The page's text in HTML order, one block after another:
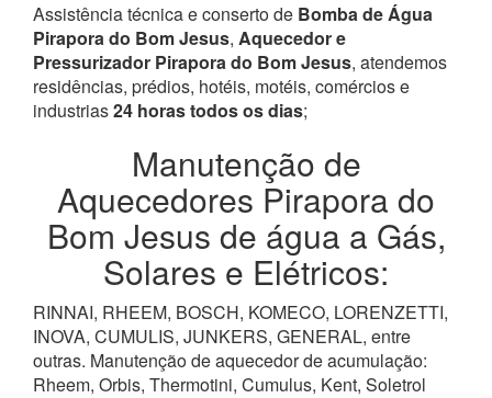
Assistência técnica e conserto de Bomba de Água
Pirapora do Bom Jesus, Aquecedor e
Pressurizador Pirapora do Bom Jesus, atendemos
residências, prédios, hotéis, motéis, comércios e
industrias24 horas todos os dias;
Manutenção de
Aquecedores Pirapora do
Bom Jesus de água a Gás,
Solares e Elétricos:
RINNAI, RHEEM, BOSCH, KOMECO, LORENZETTI,
INOVA, CUMULIS, JUNKERS, GENERAL, entre
outras. Manutenção de aquecedor de acumulação:
Rheem, Orbis, Thermotini, Cumulus, Kent, Soletrol